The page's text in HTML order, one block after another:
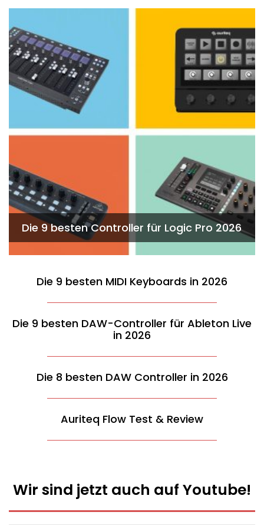
Die 9 besten Controller für Logic Pro 2026
Die 9 besten MIDI Keyboards in 2026
Die 9 besten DAW-Controller für Ableton Live
in 2026
Die 8 besten DAW Controller in 2026
Auriteq Flow Test & Review
Wir sind jetzt auch auf Youtube!